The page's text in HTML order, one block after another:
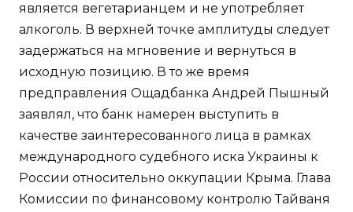
является вегетарианцем и не употребляет
алкоголь. В верхней точке амплитуды следует
задержаться на мгновение и вернуться в
исходную позицию. В то же время
предправления Ощадбанка Андрей Пышный
заявлял, что банк намерен выступить в
качестве заинтересованного лица в рамках
международного судебного иска Украины к
России относительно оккупации Крыма. Глава
Комиссии по финансовому контролю Тайваня